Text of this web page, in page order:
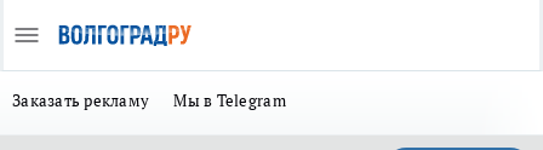
Заказать рекламу Мы в Telegram